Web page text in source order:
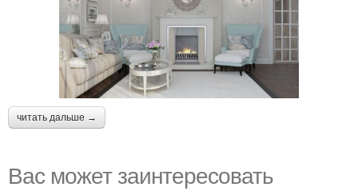
читать дальше →
Вас может заинтересовать